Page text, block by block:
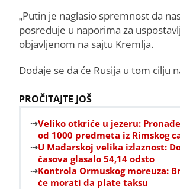
„Putin je naglasio spremnost da
posreduje u naporima za
objavljenom na sajtu Kremlja.
Dodaje se da će Rusija u tom cilju
PROČITAJTE JOŠ
Veliko otkriće u jezeru:
od 1000 predmeta iz Rimskog
U Mađarskoj velika izlaznost:
časova glasalo 54,14 odsto
Kontrola Ormuskog moreuza:
će morati da plate taksu